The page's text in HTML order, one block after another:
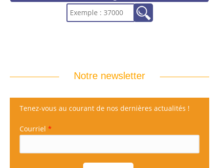
Notre newsletter
Tenez-vous au courant de nos dernières actualités !
Courriel *